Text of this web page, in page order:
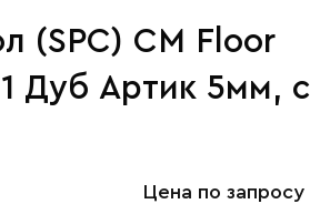
(SPC) CM Floor
Дуб Артик 5мм, с
Цена по запросу